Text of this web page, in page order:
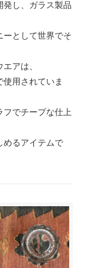
発し、ガラス製品
ーとして世界でそ
アは、
用されていま
でチープな仕上
めるアイテムで